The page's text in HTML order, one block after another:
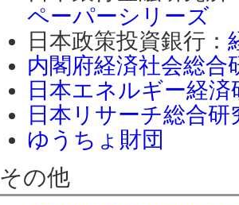
ペーパーシリーズ
日本政策投資銀行：
内閣府経済社会総合
日本エネルギー経済
日本リサーチ総合研
ゆうちょ財団
その他